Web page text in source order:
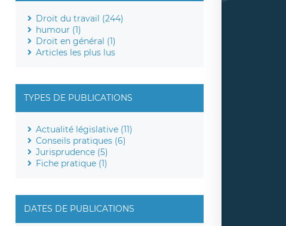
Droit du travail (244)
humour (1)
Droit en général (1)
Articles les plus lus
TYPES DE PUBLICATIONS
Actualité législative (11)
Conseils pratiques (6)
Jurisprudence (5)
Fiche pratique (1)
DATES DE PUBLICATIONS